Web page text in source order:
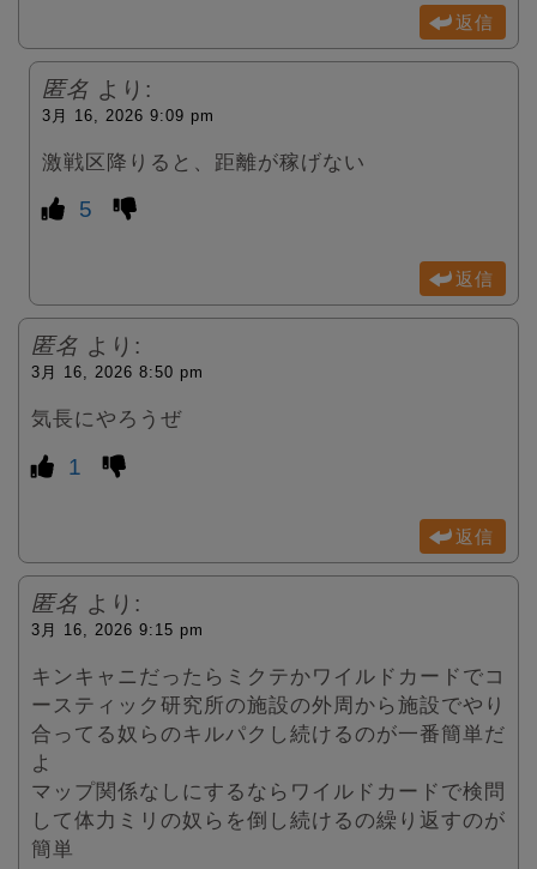
返信
匿名 より:
3月 16, 2026 9:09 pm
激戦区降りると、距離が稼げない
5
返信
匿名 より:
3月 16, 2026 8:50 pm
気長にやろうぜ
1
返信
匿名 より:
3月 16, 2026 9:15 pm
キンキャニだったらミクテかワイルドカードでコ
ースティック研究所の施設の外周から施設でやり
合ってる奴らのキルパクし続けるのが一番簡単だ
よ
マップ関係なしにするならワイルドカードで検問
して体力ミリの奴らを倒し続けるの繰り返すのが
簡単